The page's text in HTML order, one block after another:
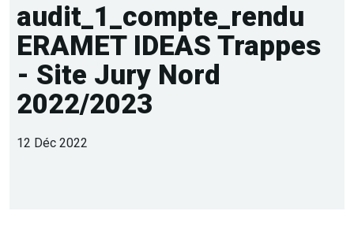
audit_1_compte_rendu
ERAMET IDEAS Trappes
- Site Jury Nord
2022/2023
12 Déc 2022